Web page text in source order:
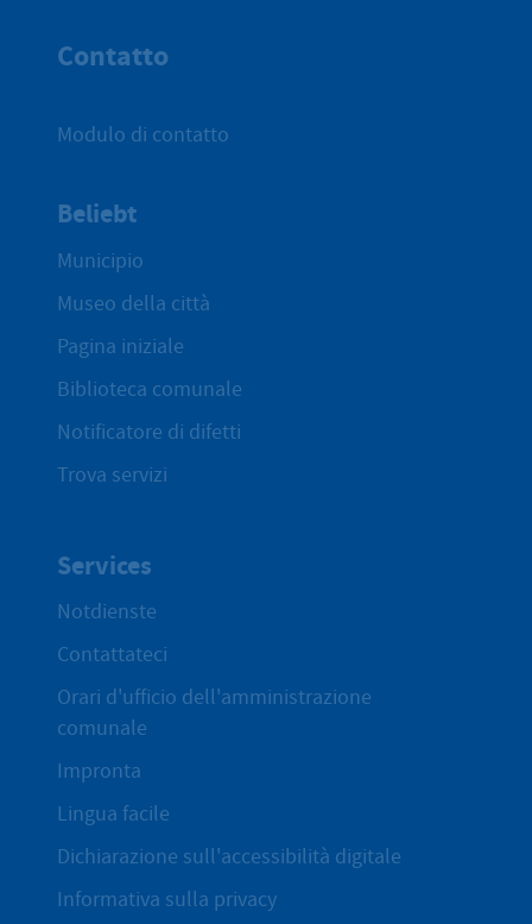
Contatto
Modulo di contatto
Beliebt
Municipio
Museo della città
Pagina iniziale
Biblioteca comunale
Notificatore di difetti
Trova servizi
Services
Notdienste
Contattateci
Orari d'ufficio dell'amministrazione
comunale
Impronta
Lingua facile
Dichiarazione sull'accessibilità digitale
Informativa sulla privacy